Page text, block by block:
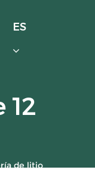
ES
de litio